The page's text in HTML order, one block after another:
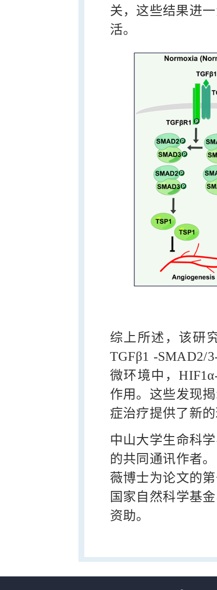
关，这些结果进
活。
综上所述，该研
TGFβ1 -SMAD2/
微环境中，
作用。这些发现
症治疗提供了新
中山大学生命科
的共同通讯作者
薇博士为论文的
国家自然科学基
资助。